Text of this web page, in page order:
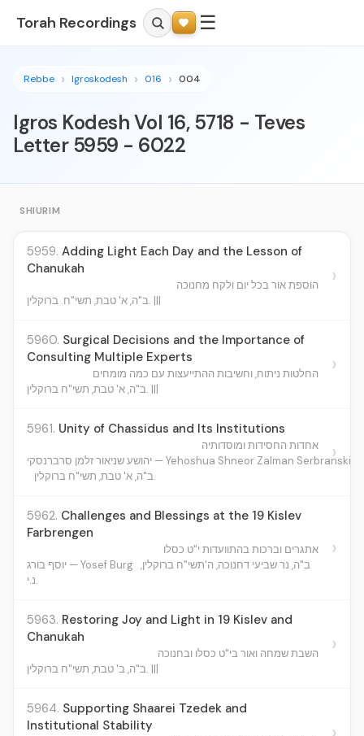
Torah Recordings ☰
Rebbe Igroskodesh 016 004
Igros Kodesh Vol 16, 5718 - Teves
Letter 5959 - 6022
SHIURIM
5959. Adding Light Each Day and the Lesson of
Chanukah
הוספת אור בכל יום ולקח מחנוכה
ב"ה, א' טבת, תשי"ח. ברוקלין. |||
›
5960. Surgical Decisions and the Importance of
Consulting Multiple Experts
החלטות ניתוח, וחשיבות ההתייעצות עם כמה מומחים
ב"ה, א' טבת, תשי"ח ברוקלין. |||
›
5961. Unity of Chassidus and Its Institutions
אחדות החסידות ומוסדותיה
יהושע שניאור זלמן סרברנסקי — Yehoshua Shneor Zalman Serbranski
ב"ה, א' טבת, תשי"ח ברוקלין.
›
5962. Challenges and Blessings at the 19 Kislev
Farbrengen
אתגרים וברכות בהתוועדות י"ט כסלו
יוסף בורג — Yosef Burg ב"ה, נר שביעי דחנוכה, ה'תשי"ח ברוקלין,
נ.י.
›
5963. Restoring Joy and Light in 19 Kislev and
Chanukah
השבת שמחה ואור בי"ט כסלו ובחנוכה
ב"ה, ב' טבת, תשי"ח ברוקלין. |||
›
5964. Supporting Shaarei Tzedek and
Institutional Stability